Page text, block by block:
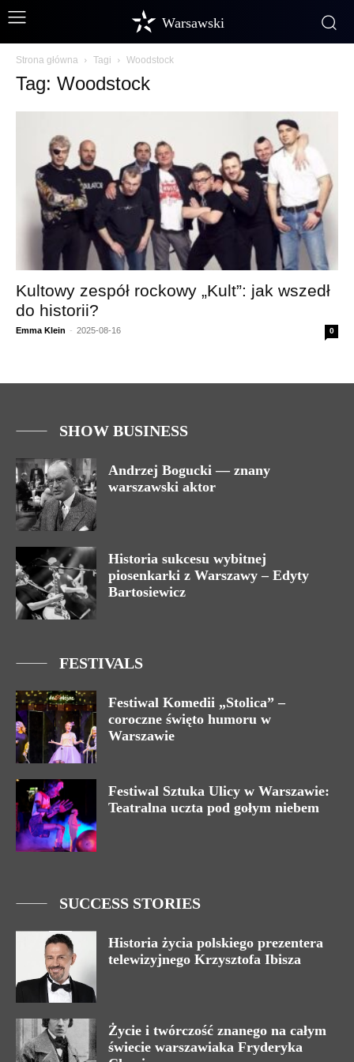
Warsawski
Strona główna Tagi Woodstock
Tag: Woodstock
Kultowy zespół rockowy „Kult”: jak wszedł
do historii?
Emma Klein - 2025-08-16 0
SHOW BUSINESS
Andrzej Bogucki — znany
warszawski aktor
Historia sukcesu wybitnej
piosenkarki z Warszawy – Edyty
Bartosiewicz
FESTIVALS
Festiwal Komedii „Stolica” –
coroczne święto humoru w
Warszawie
Festiwal Sztuka Ulicy w Warszawie:
Teatralna uczta pod gołym niebem
SUCCESS STORIES
Historia życia polskiego prezentera
telewizyjnego Krzysztofa Ibisza
Życie i twórczość znanego na całym
świecie warszawiaka Fryderyka